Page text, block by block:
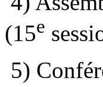
(15e
5)